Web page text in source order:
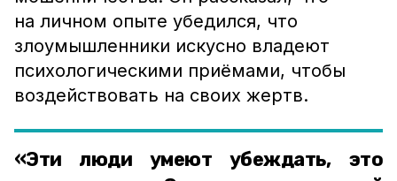
на личном опыте убедился, что
злоумышленники искусно владеют
психологическими приёмами, чтобы
воздействовать на своих жертв.
«Эти люди умеют убеждать, это